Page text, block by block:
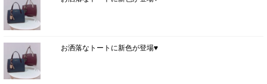
お洒落なトートに新色が登場♥